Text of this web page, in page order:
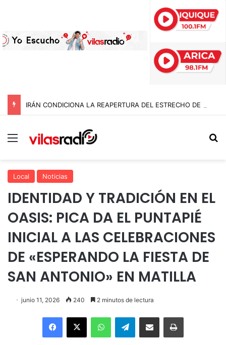
Menú
Local Noticias
IDENTIDAD Y TRADICIÓN EN EL
OASIS: PICA DA EL PUNTAPIÉ
INICIAL A LAS CELEBRACIONES
DE «ESPERANDO LA FIESTA DE
SAN ANTONIO» EN MATILLA
junio 11, 2026 240 2 minutos de lectura
Facebook
X WhatsAppTelegramEnviar vía email Imprimir